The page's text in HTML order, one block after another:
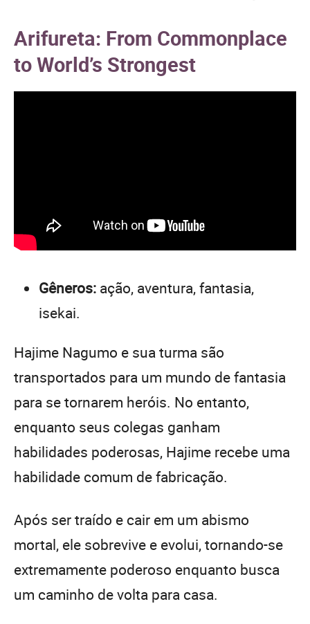
Arifureta: From Commonplace
to World’s Strongest
Gêneros: ação, aventura, fantasia,
isekai.
Hajime Nagumo e sua turma são
transportados para um mundo de fantasia
para se tornarem heróis. No entanto,
enquanto seus colegas ganham
habilidades poderosas, Hajime recebe uma
habilidade comum de fabricação.
Após ser traído e cair em um abismo
mortal, ele sobrevive e evolui, tornando-se
extremamente poderoso enquanto busca
um caminho de volta para casa.